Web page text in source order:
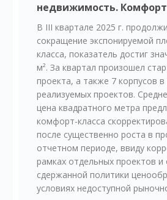
недвижимость.
В III квартале 2025 г.
сокращение экспонируемой
класса, показатель достиг
м². За квартал произошел
проекта, а также 7 корпусов
реализуемых проектов.
цена квадратного метра
комфорт-класса
после существенно роста в
отчетном периоде, ввиду
рамках отдельных проектов
сдержанной политики
условиях недоступной